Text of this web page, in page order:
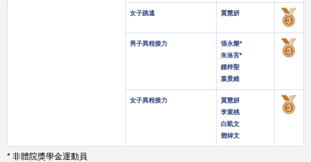
女子跳遠 賈慧妍
男子異程接力
張永樂*
朱洛言*
鍾梓聖
葉景維
女子異程接力
賈慧妍
李紫桃
白凱文
鄧焯文
* 非體院獎學金運動員